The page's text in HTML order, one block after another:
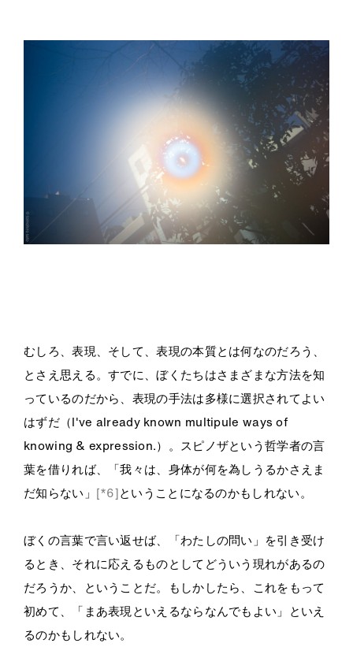
むしろ、表現、そして、表現の本質とは何なのだろう、
とさえ思える。すでに、ぼくたちはさまざまな方法を知
っているのだから、表現の手法は多様に選択されてよい
はずだ（I've already known multipule ways of
knowing & expression.）。スピノザという哲学者の言
葉を借りれば、「我々は、身体が何を為しうるかさえま
だ知らない」 [*6]ということになるのかもしれない。
ぼくの言葉で言い返せば、「わたしの問い」を引き受け
るとき、それに応えるものとしてどういう現れがあるの
だろうか、ということだ。もしかしたら、これをもって
初めて、「まあ表現といえるならなんでもよい」といえ
るのかもしれない。